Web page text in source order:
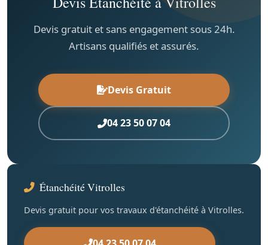
Devis gratuit et sans engagement sous 24h.
Artisans qualifiés et assurés.
Devis Gratuit
04 23 50 07 04
Étanchéité Vitrolles
Devis gratuit pour vos travaux d'étanchéité à Vitrolles.